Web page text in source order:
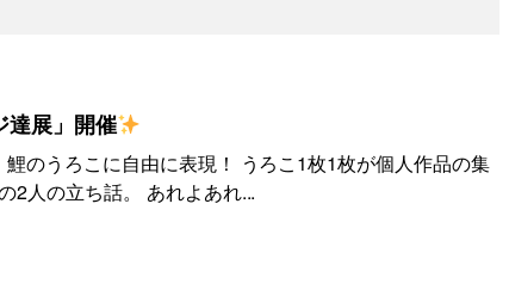
達展」開催
のうろこに自由に表現！ うろこ1枚1枚が個人作品の集
2人の立ち話。 あれよあれ...